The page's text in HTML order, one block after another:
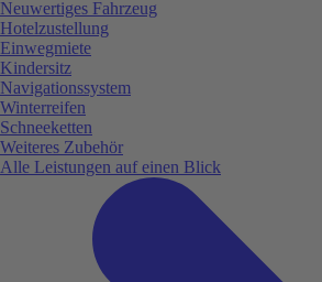
Neuwertiges Fahrzeug
Hotelzustellung
Einwegmiete
Kindersitz
Navigationssystem
Winterreifen
Schneeketten
Weiteres Zubehör
Alle Leistungen auf einen Blick